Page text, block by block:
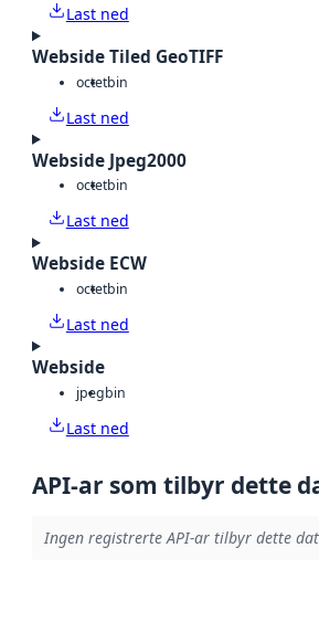
Last ned
Webside Tiled GeoTIFF
octetbin
Last ned
Webside Jpeg2000
octetbin
Last ned
Webside ECW
octetbin
Last ned
Webside
jpegbin
Last ned
API-ar som tilbyr dette
Ingen registrerte API-ar tilbyr dette